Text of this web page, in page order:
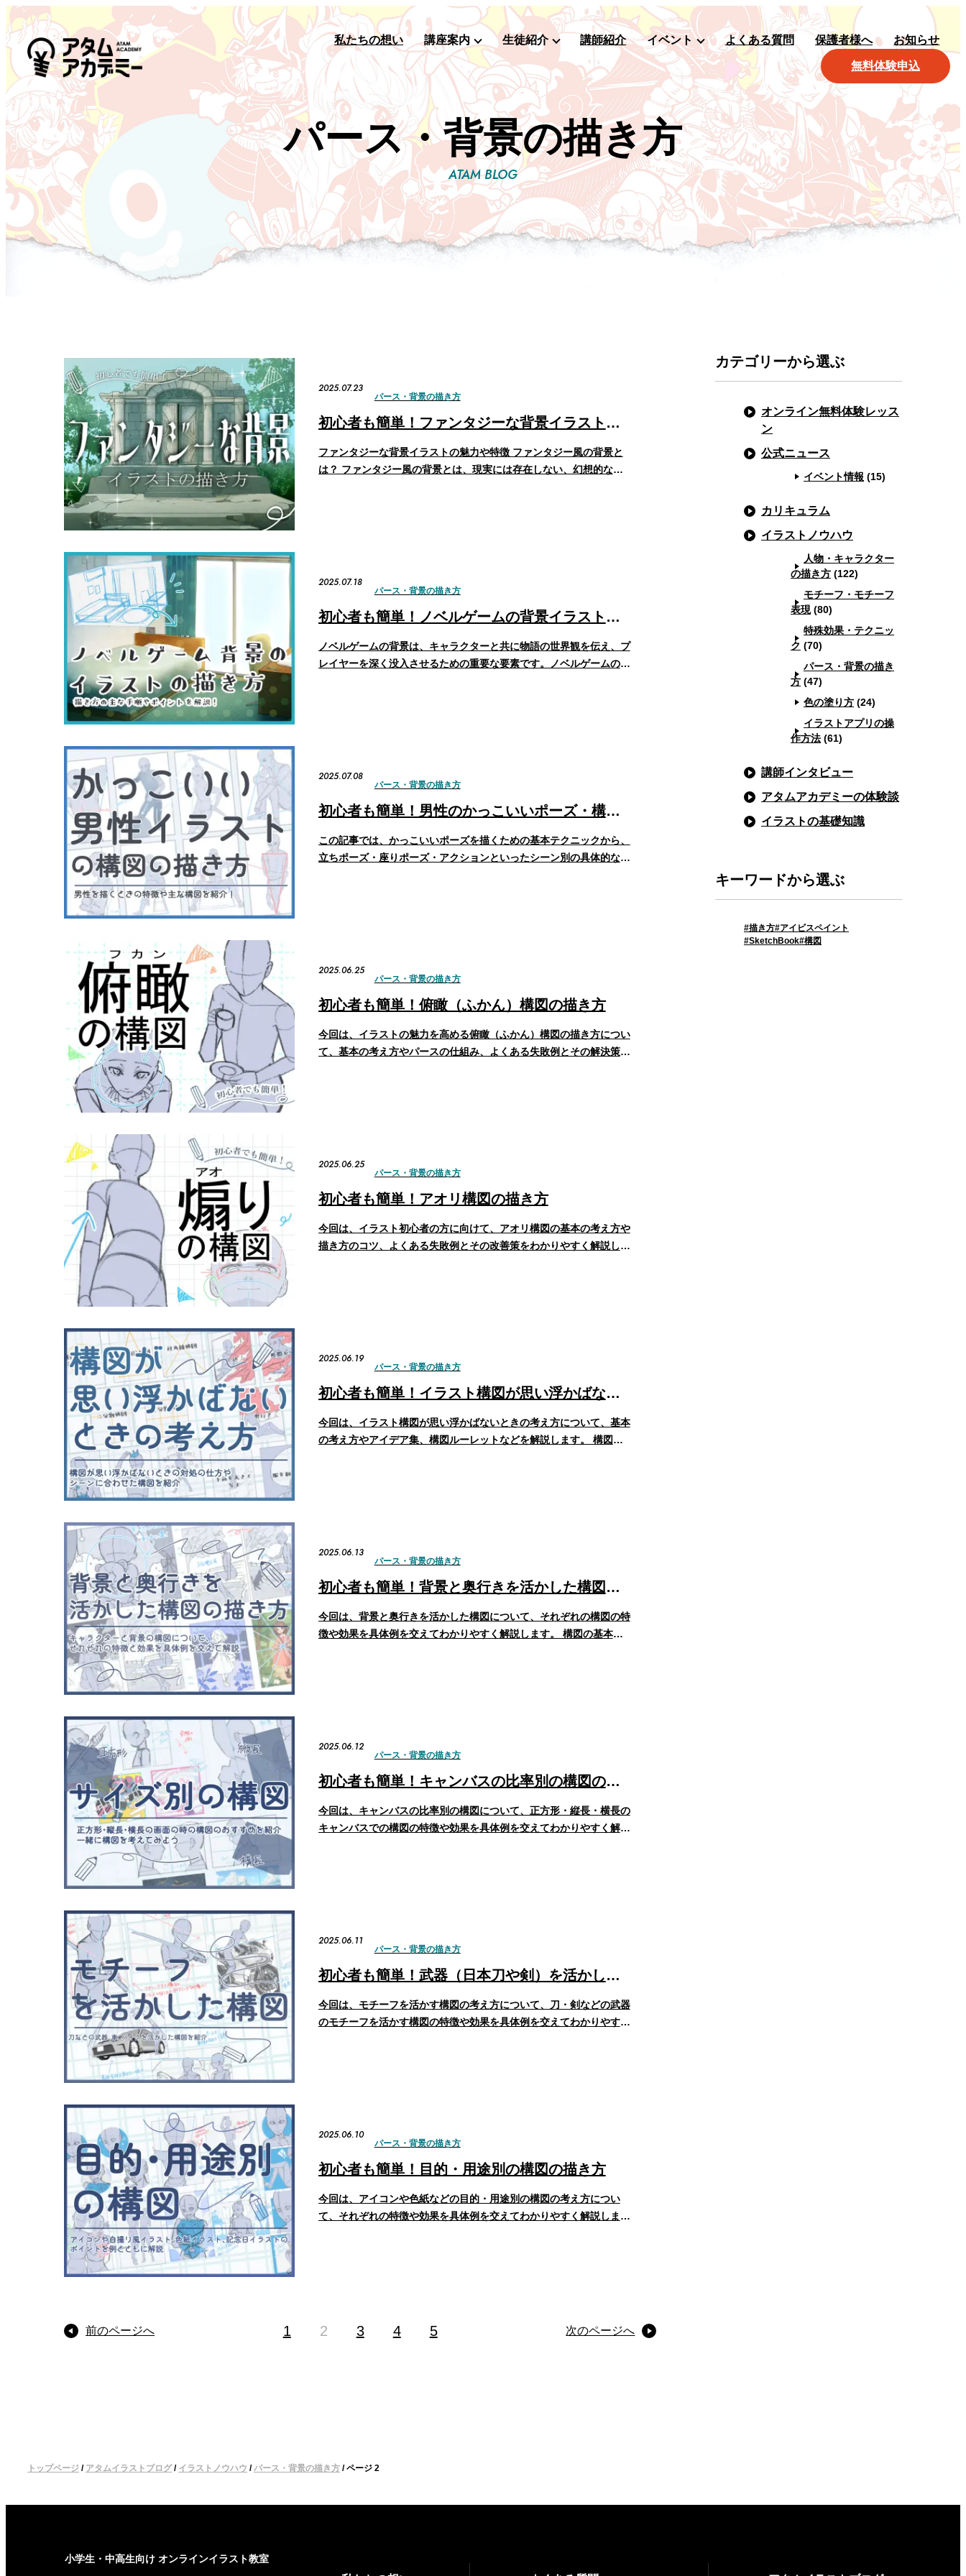
私たちの想い 講座案内 生徒紹介 講師紹介 イベント よくある質問 保護者様へ お知らせ
無料体験申込
パース・背景の描き方
カテゴリーから選ぶ
オンライン無料体験レッス
ン
公式ニュース
イベント情報 (15)
カリキュラム
イラストノウハウ
人物・キャラクター
の描き方 (122)
モチーフ・モチーフ
表現(80)
特殊効果・テクニッ
ク (70)
パース・背景の描き
方 (47)
色の塗り方 (24)
イラストアプリの操
作方法 (61)
講師インタビュー
アタムアカデミーの体験談
イラストの基礎知識
キーワードから選ぶ
描き方 アイビスペイント
SketchBook 構図
パース・背景の描き方
初心者も簡単！ファンタジーな背景イラストの描き方
ファンタジーな背景イラストの魅力や特徴 ファンタジー風の背景と
は？ ファンタジー風の背景とは、現実には存在しない、幻想的な風
2025.07.23
パース・背景の描き方
初心者も簡単！ノベルゲームの背景イラストの描き方
ノベルゲームの背景は、キャラクターと共に物語の世界観を伝え、プ
レイヤーを深く没入させるための重要な要素です。ノベルゲームの背
2025.07.18
パース・背景の描き方
初心者も簡単！男性のかっこいいポーズ・構図の描き方
この記事では、かっこいいポーズを描くための基本テクニックから、
立ちポーズ・座りポーズ・アクションといったシーン別の具体的な構
2025.07.08
パース・背景の描き方
初心者も簡単！俯瞰（ふかん）構図の描き方
今回は、イラストの魅力を高める俯瞰（ふかん）構図の描き方につい
て、基本の考え方やパースの仕組み、よくある失敗例とその解決策を
2025.06.25
パース・背景の描き方
初心者も簡単！アオリ構図の描き方
今回は、イラスト初心者の方に向けて、アオリ構図の基本の考え方や
描き方のコツ、よくある失敗例とその改善策をわかりやすく解説しま
2025.06.25
パース・背景の描き方
初心者も簡単！イラスト構図が思い浮かばないときの考え方
今回は、イラスト構図が思い浮かばないときの考え方について、基本
の考え方やアイデア集、構図ルーレットなどを解説します。 構図の
2025.06.19
パース・背景の描き方
初心者も簡単！背景と奥行きを活かした構図の描き方
今回は、背景と奥行きを活かした構図について、それぞれの構図の特
徴や効果を具体例を交えてわかりやすく解説します。 構図の基本を
2025.06.13
パース・背景の描き方
初心者も簡単！キャンバスの比率別の構図の描き方
今回は、キャンバスの比率別の構図について、正方形・縦長・横長の
キャンバスでの構図の特徴や効果を具体例を交えてわかりやすく解説
2025.06.12
パース・背景の描き方
初心者も簡単！武器（日本刀や剣）を活かした構図の描き方
今回は、モチーフを活かす構図の考え方について、刀・剣などの武器
のモチーフを活かす構図の特徴や効果を具体例を交えてわかりやすく
2025.06.11
パース・背景の描き方
初心者も簡単！目的・用途別の構図の描き方
今回は、アイコンや色紙などの目的・用途別の構図の考え方につい
て、それぞれの特徴や効果を具体例を交えてわかりやすく解説しま
2025.06.10
前のページへ 1 2 3 4 5 次のページへ
トップページ / アタムイラストブログ/ イラストノウハウ /パース・背景の描き方 /ページ 2
小学生・中高生向け オンラインイラスト教室